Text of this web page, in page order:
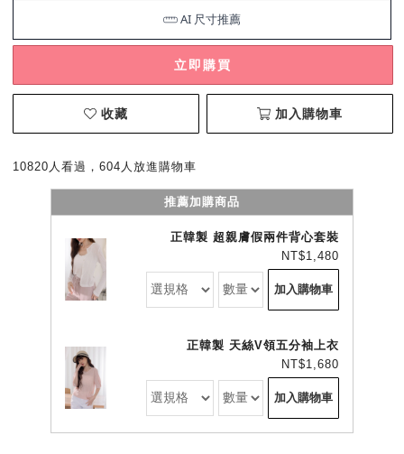
立即購買
收藏 加入購物車
10820人看過，604人放進購物車
推薦加購商品
正韓製 超親膚假兩件背心套裝
NT$1,480
加入購物車
正韓製 天絲V領五分袖上衣
NT$1,680
加入購物車